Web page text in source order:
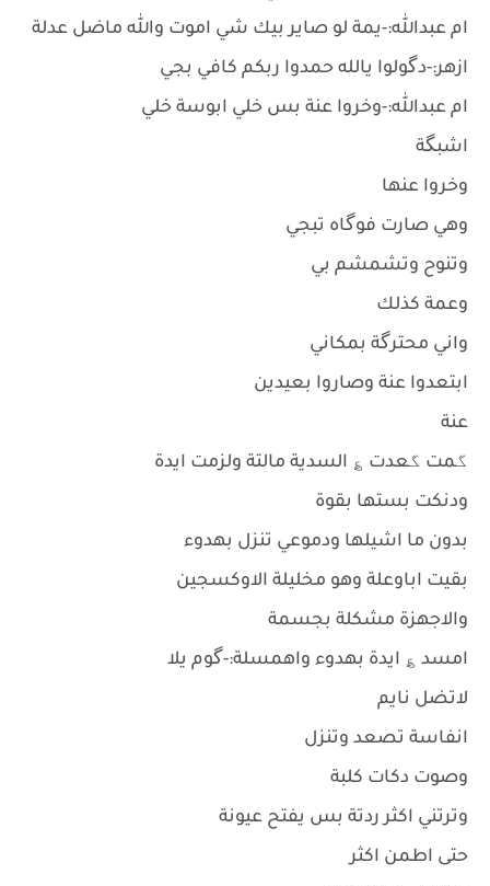
ام عبدالله:-يمة لو صاير بيك شي اموت والله ماضل عدلة
ازهر:-دگولوا يالله حمدوا ربكم كافي بجي
ام عبدالله:-وخروا عنة بس خلي ابوسة خلي
اشبگة
وخروا عنها
وهي صارت فوگاه تبجي
وتنوح وتشمشم بي
وعمة كذلك
واني محترگة بمكاني
ابتعدوا عنة وصاروا بعيدين
عنة
گمت گعدت ؏ السدية مالتة ولزمت ايدة
ودنكت بستها بقوة
بدون ما اشيلها ودموعي تنزل بهدوء
بقيت اباوعلة وهو مخليلة الاوكسجين
والاجهزة مشكلة بجسمة
امسد ؏ ايدة بهدوء واهمسلة:-گوم يلا
لاتضل نايم
انفاسة تصعد وتنزل
وصوت دكات كلبة
وترتني اكثر ردتة بس يفتح عيونة
حتى اطمن اكثر